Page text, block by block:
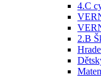
4.C
2.B